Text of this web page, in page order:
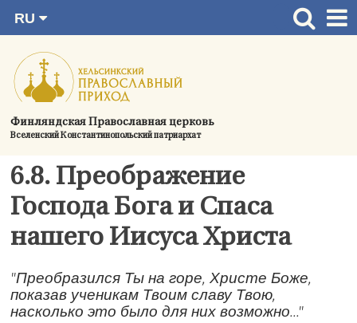
содержимому
Финляндская Православная церковь
Вселенский Константинопольский патриархат
RU
SV
EN
UA
Главная страница
Актуальное
Україна
О приходе
Контактная информация
6.8. Преображение
Господа Бога и Спаса
нашего Иисуса Христа
"Преобразился Ты на горе, Христе Боже,
показав ученикам Твоим славу Твою,
насколько это было для них возможно..."